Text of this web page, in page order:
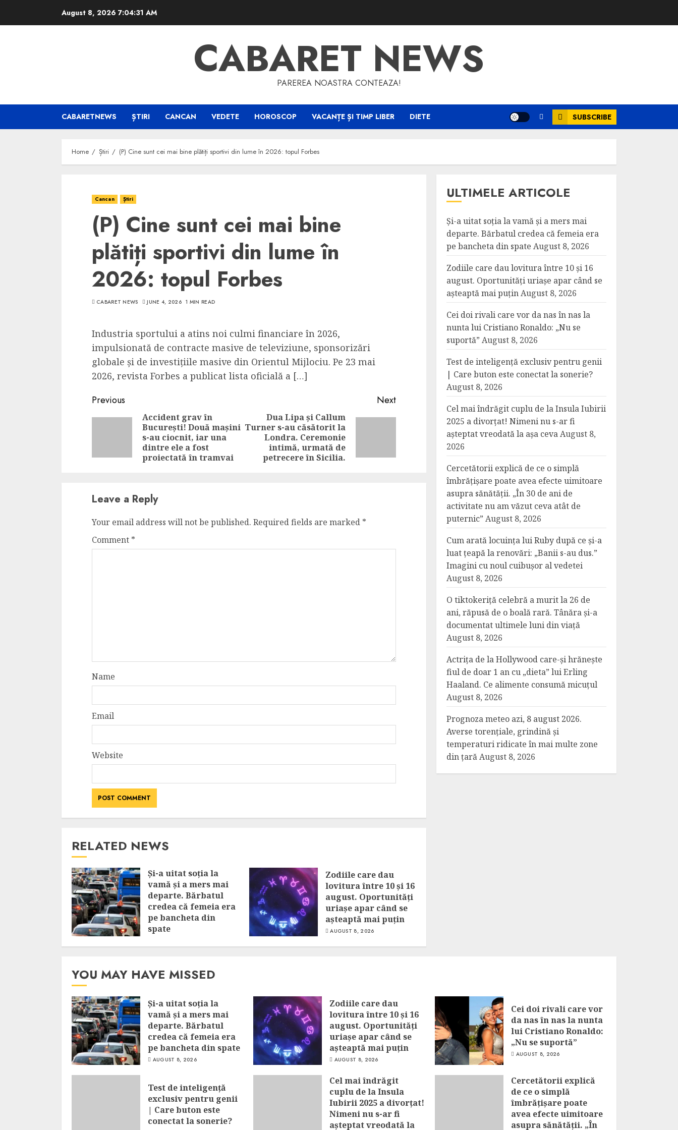
August 8, 2026 7:04:32 AM
CABARET NEWS
PAREREA NOASTRA CONTEAZA!
CABARETNEWS ȘTIRI CANCAN VEDETE HOROSCOP VACANȚE ȘI TIMP LIBER DIETE SUBSCRIBE
Home Știri (P) Cine sunt cei mai bine plătiți sportivi din lume în 2026: topul Forbes
Cancan Știri
(P) Cine sunt cei mai bine
plătiți sportivi din lume în
2026: topul Forbes
CABARET NEWS JUNE 4, 2026 1 MIN READ
Industria sportului a atins noi culmi financiare în 2026,
impulsionată de contracte masive de televiziune, sponsorizări
globale și de investițiile masive din Orientul Mijlociu. Pe 23 mai
2026, revista Forbes a publicat lista oficială a […]
Continue
Reading
Previous
Previous
Accident grav în
București! Două mașini
s-au ciocnit, iar una
dintre ele a fost
proiectată în tramvai
Next
Next
Dua Lipa și Callum
Turner s-au căsătorit la
Londra. Ceremonie
intimă, urmată de
petrecere în Sicilia.
Leave a Reply
Your email address will not be published. Required fields are marked *
Comment *
Name
Email
Website
RELATED NEWS
Și-a uitat soția la
vamă și a mers mai
departe. Bărbatul
credea că femeia era
pe bancheta din
spate
Zodiile care dau
lovitura între 10 și 16
august. Oportunități
uriașe apar când se
așteaptă mai puțin
AUGUST 8, 2026
ULTIMELE ARTICOLE
Și-a uitat soția la vamă și a mers mai
departe. Bărbatul credea că femeia era
pe bancheta din spate August 8, 2026
Zodiile care dau lovitura între 10 și 16
august. Oportunități uriașe apar când se
așteaptă mai puținAugust 8, 2026
Cei doi rivali care vor da nas în nas la
nunta lui Cristiano Ronaldo: „Nu se
suportă” August 8, 2026
Test de inteligență exclusiv pentru genii
| Care buton este conectat la sonerie?
August 8, 2026
Cel mai îndrăgit cuplu de la Insula Iubirii
2025 a divorțat! Nimeni nu s-ar fi
așteptat vreodată la așa cevaAugust 8,
2026
Cercetătorii explică de ce o simplă
îmbrățișare poate avea efecte uimitoare
asupra sănătății. „În 30 de ani de
activitate nu am văzut ceva atât de
puternic” August 8, 2026
Cum arată locuința lui Ruby după ce și-a
luat țeapă la renovări: „Banii s-au dus.”
Imagini cu noul cuibușor al vedetei
August 8, 2026
O tiktokeriță celebră a murit la 26 de
ani, răpusă de o boală rară. Tânăra și-a
documentat ultimele luni din viață
August 8, 2026
Actrița de la Hollywood care-și hrănește
fiul de doar 1 an cu „dieta” lui Erling
Haaland. Ce alimente consumă micuțul
August 8, 2026
Prognoza meteo azi, 8 august 2026.
Averse torențiale, grindină și
temperaturi ridicate în mai multe zone
din țarăAugust 8, 2026
YOU MAY HAVE MISSED
Și-a uitat soția la
vamă și a mers mai
departe. Bărbatul
credea că femeia era
pe bancheta din spate
AUGUST 8, 2026
Zodiile care dau
lovitura între 10 și 16
august. Oportunități
uriașe apar când se
așteaptă mai puțin
AUGUST 8, 2026
Cei doi rivali care vor
da nas în nas la nunta
lui Cristiano Ronaldo:
„Nu se suportă”
AUGUST 8, 2026
Test de inteligență
exclusiv pentru genii
| Care buton este
conectat la sonerie?
Cel mai îndrăgit
cuplu de la Insula
Iubirii 2025 a divorțat!
Nimeni nu s-ar fi
așteptat vreodată la
Cercetătorii explică
de ce o simplă
îmbrățișare poate
avea efecte uimitoare
asupra sănătății. „În